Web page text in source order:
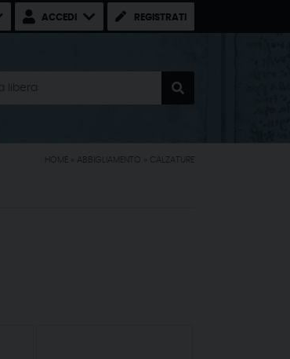
REGISTRATI
ACCEDI
HOME ABBIGLIAMENTO CALZATURE